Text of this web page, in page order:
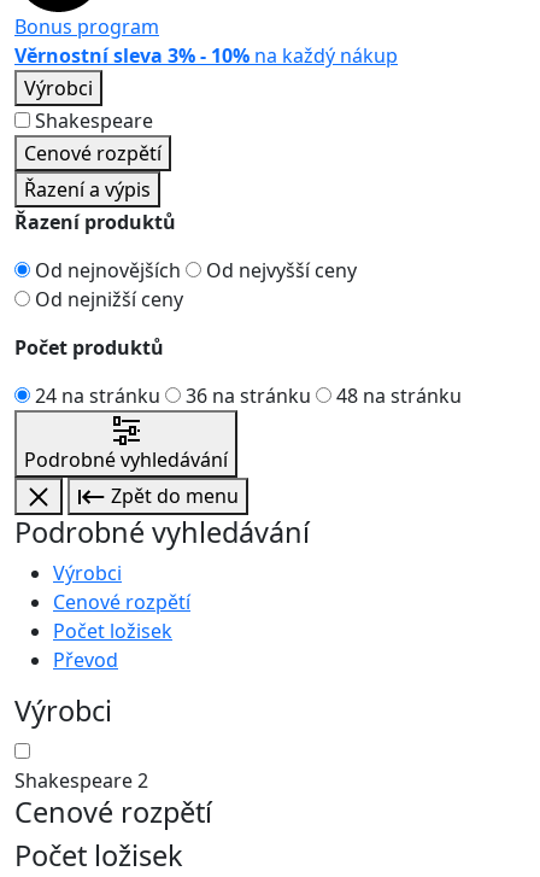
Bonus program
Věrnostní sleva 3% - 10% na každý nákup
Výrobci
Shakespeare
Cenové rozpětí
Řazení a výpis
Řazení produktů
Od nejnovějších
Od nejvyšší ceny
Od nejnižší ceny
Počet produktů
24 na stránku
36 na stránku 48 na stránku
Podrobné vyhledávání
Zpět do menu
Podrobné vyhledávání
Výrobci
Cenové rozpětí
Počet ložisek
Převod
Výrobci
Shakespeare2
Cenové rozpětí
Počet ložisek